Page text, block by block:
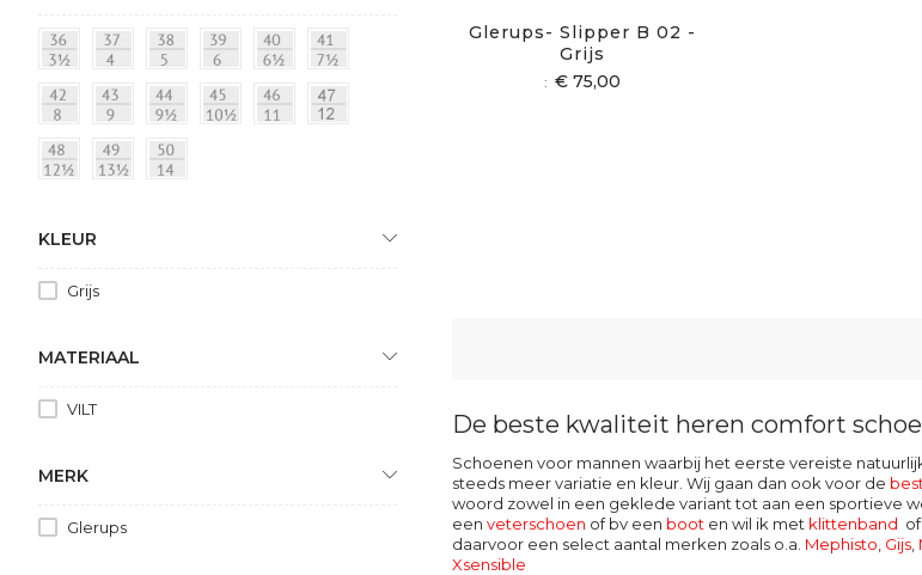
Glerups- Slipper B 02 -
Grijs
€ 75,00
De beste kwaliteit heren comfort
Schoenen voor mannen waarbij het eerste vereiste
steeds meer variatie en kleur. Wij gaan dan ook voor de
woord zowel in een geklede variant tot aan een sportieve
een veterschoen of bv een boot en wil ik met klittenband
daarvoor een select aantal merken zoals o.a. Mephisto Gijs,
Xsensible
KLEUR
Grijs
MATERIAAL
VILT
MERK
Glerups